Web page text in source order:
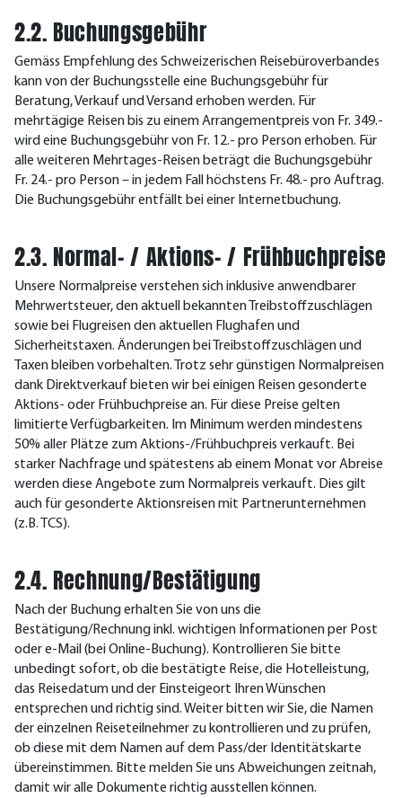
2.2. Buchungsgebühr
Gemäss Empfehlung des Schweizerischen Reisebüroverbandes
kann von der Buchungsstelle eine Buchungsgebühr für
Beratung, Verkauf und Versand erhoben werden. Für
mehrtägige Reisen bis zu einem Arrangementpreis von Fr. 349.-
wird eine Buchungsgebühr von Fr. 12.- pro Person erhoben. Für
alle weiteren Mehrtages-Reisen beträgt die Buchungsgebühr
Fr. 24.- pro Person – in jedem Fall höchstens Fr. 48.- pro Auftrag.
Die Buchungsgebühr entfällt bei einer Internetbuchung.
2.3. Normal- / Aktions- / Frühbuchpreise
Unsere Normalpreise verstehen sich inklusive anwendbarer
Mehrwertsteuer, den aktuell bekannten Treibstoffzuschlägen
sowie bei Flugreisen den aktuellen Flughafen und
Sicherheitstaxen. Änderungen bei Treibstoffzuschlägen und
Taxen bleiben vorbehalten. Trotz sehr günstigen Normalpreisen
dank Direktverkauf bieten wir bei einigen Reisen gesonderte
Aktions- oder Frühbuchpreise an. Für diese Preise gelten
limitierte Verfügbarkeiten. Im Minimum werden mindestens
50% aller Plätze zum Aktions-/Frühbuchpreis verkauft. Bei
starker Nachfrage und spätestens ab einem Monat vor Abreise
werden diese Angebote zum Normalpreis verkauft. Dies gilt
auch für gesonderte Aktionsreisen mit Partnerunternehmen
(z.B. TCS).
2.4. Rechnung/Bestätigung
Nach der Buchung erhalten Sie von uns die
Bestätigung/Rechnung inkl. wichtigen Informationen per Post
oder e-Mail (bei Online-Buchung). Kontrollieren Sie bitte
unbedingt sofort, ob die bestätigte Reise, die Hotelleistung,
das Reisedatum und der Einsteigeort Ihren Wünschen
entsprechen und richtig sind. Weiter bitten wir Sie, die Namen
der einzelnen Reiseteilnehmer zu kontrollieren und zu prüfen,
ob diese mit dem Namen auf dem Pass/der Identitätskarte
übereinstimmen. Bitte melden Sie uns Abweichungen zeitnah,
damit wir alle Dokumente richtig ausstellen können.